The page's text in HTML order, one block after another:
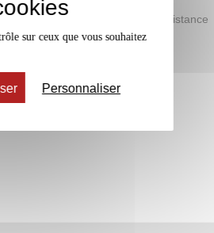
Accessible à distance
sur ceux que vous souhaitez
Personnaliser